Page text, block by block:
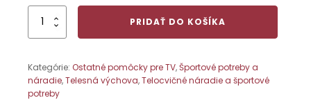
množstvo
Hrazda
PRIDAŤ DO KOŠÍKA
Kategórie: Ostatné pomôcky pre TV,Športové potreby a
náradie,Telesná výchova,Telocvičné náradie a športové
potreby